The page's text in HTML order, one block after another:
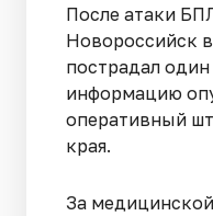
После атаки
Новороссийск
пострадал
информацию
оперативный
края.
За